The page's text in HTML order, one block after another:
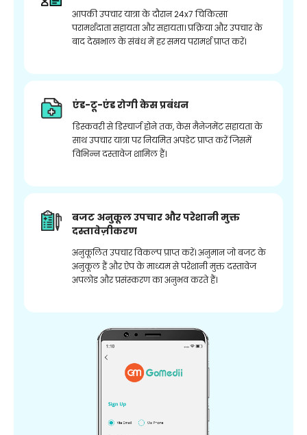
आपकी उपचार यात्रा के दौरान 24x7 चिकित्सा
परामर्शदाता सहायता और सहायता। प्रक्रिया और उपचार के
बाद देखभाल के संबंध में हर समय परामर्श प्राप्त करें।
एंड-टू-एंड रोगी केस प्रबंधन
डिस्कवरी से डिस्चार्ज होने तक, केस मैनेजमेंट सहायता के
साथ उपचार यात्रा पर नियमित अपडेट प्राप्त करें जिसमें
विभिन्न दस्तावेज शामिल हैं।
बजट अनुकूल उपचार और परेशानी मुक्त
दस्तावेज़ीकरण
अनुकूलित उपचार विकल्प प्राप्त करें। अनुमान जो बजट के
अनुकूल हैं और ऐप के माध्यम से परेशानी मुक्त दस्तावेज
अपलोड और प्रसंस्करण का अनुभव करते हैं।